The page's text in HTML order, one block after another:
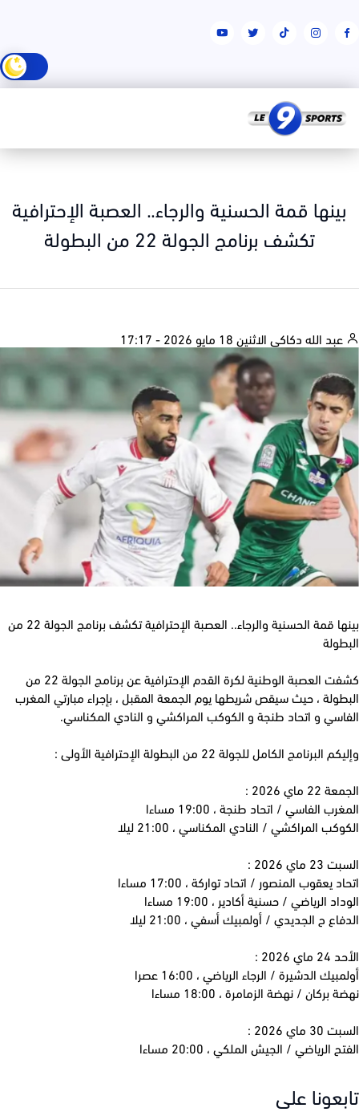
قمة الحسنية والرجاء.. العصبة الإحترافية
تكشف برنامج الجولة 22 من البطولة
الله دكاكيالاثنين 18 مايو 2026 - 17:17
بينها قمة الحسنية والرجاء.. العصبة الإحترافية تكشف برنامج الجولة 22 من
كشفت العصبة الوطنية لكرة القدم الإحترافية عن برنامج الجولة 22 من
، حيث سيقص شريطها يوم الجمعة المقبل ، بإجراء مبارتي المغرب
و اتحاد طنجة و الكوكب المراكشي و النادي المكناسي.
الكامل للجولة 22 من البطولة الإحترافية الأولى :
ماي 2026 :
الفاسي / اتحاد طنجة ، 19:00 مساءا
المراكشي / النادي المكناسي ، 21:00 ليلا
2026 :
يعقوب المنصور / اتحاد تواركة ، 17:00 مساءا
الرياضي / حسنية أكادير ، 19:00 مساءا
ح الجديدي / أولمبيك أسفي ، 21:00 ليلا
2026 :
الدشيرة / الرجاء الرياضي ، 16:00 عصرا
/ نهضة الزمامرة ، 18:00 مساءا
2026 :
الرياضي / الجيش الملكي ، 20:00 مساءا
على